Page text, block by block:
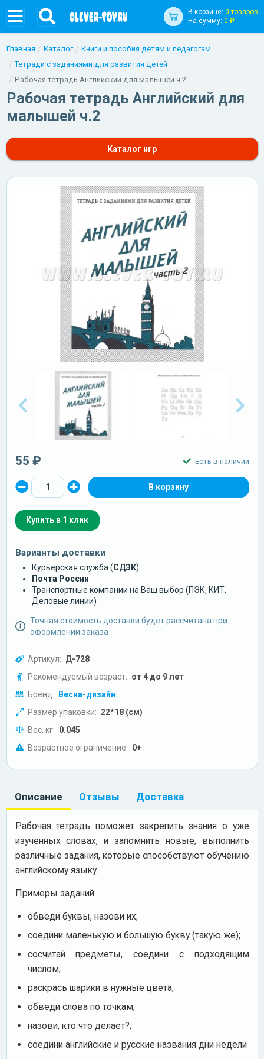
В корзине: 0 товаров
На сумму: 0 ₽
Главная Каталог
Книги и пособия детям и педагогам
Тетради с заданиями для развития детей
Рабочая тетрадь Английский для малышей ч.2
Рабочая тетрадь Английский для
малышей ч.2
Каталог игр
55 ₽ Есть в наличии
Купить в 1 клик
Варианты доставки
Курьерская служба (СДЭК)
Почта России
Транспортные компании на Ваш выбор (ПЭК, КИТ,
Деловые линии)
Точная стоимость доставки будет рассчитана при
оформлении заказа
Артикул: Д-728
Рекомендуемый возраст: от 4 до 9 лет
Бренд: Весна-дизайн
Размер упаковки: 22*18 (см)
Вес, кг: 0.045
Возрастное ограничение: 0+
Описание Отзывы Доставка
Рабочая тетрадь поможет закрепить знания о уже
изученных словах, и запомнить новые, выполнить
различные задания, которые способствуют обучению
английскому языку.
Примеры заданий:
обведи буквы, назови их;
соедини маленькую и большую букву (такую же);
сосчитай предметы, соедини с подходящим
числом;
раскрась шарики в нужные цвета;
обведи слова по точкам;
назови, кто что делает?;
соедини английские и русские названия дни недели